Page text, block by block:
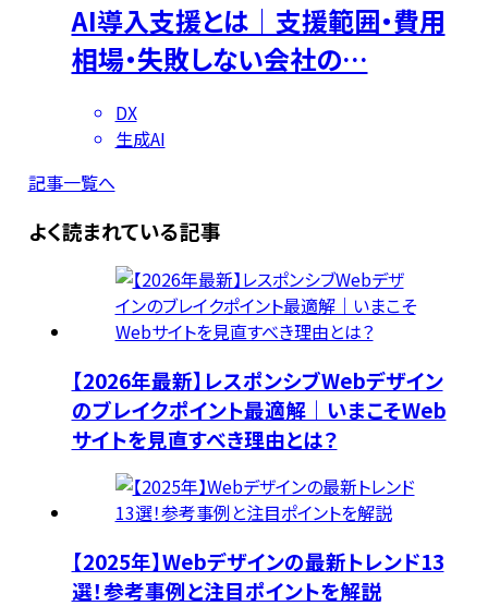
AI導入支援とは｜支援範囲・費用
相場・失敗しない会社の…
DX
生成AI
記事一覧へ
よく読まれている記事
【2026年最新】レスポンシブWebデザイン
のブレイクポイント最適解｜いまこそWeb
サイトを見直すべき理由とは？
【2025年】Webデザインの最新トレンド13
選！参考事例と注目ポイントを解説